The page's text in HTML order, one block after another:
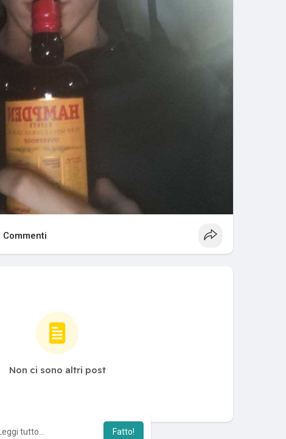
Leggi tutto... Fatto!
Commenti
Non ci sono altri post